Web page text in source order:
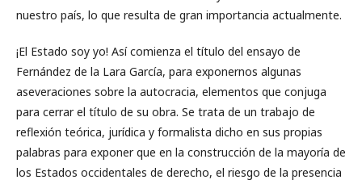
nuestro país, lo que resulta de gran importancia actualmente.
¡El Estado soy yo! Así comienza el título del ensayo de
Fernández de la Lara García, para exponernos algunas
aseveraciones sobre la autocracia, elementos que conjuga
para cerrar el título de su obra. Se trata de un trabajo de
reflexión teórica, jurídica y formalista dicho en sus propias
palabras para exponer que en la construcción de la mayoría de
los Estados occidentales de derecho, el riesgo de la presencia